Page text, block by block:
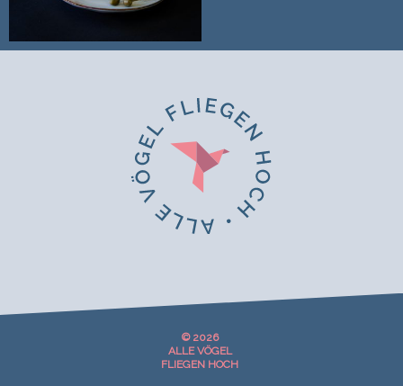
© 2026
ALLE VÖGEL
FLIEGEN HOCH